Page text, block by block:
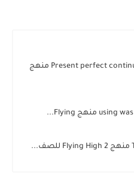
شرح قاعدة Present perfect continuous vs. present منهج